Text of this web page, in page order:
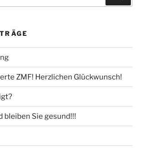
ZMF! Herzlichen Glückwunsch!
bleiben Sie gesund!!!